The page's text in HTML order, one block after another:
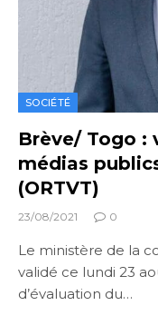
SOCIÉTÉ
Brève/ Togo :
médias
(ORTVT)
23/08/2021 0
Le ministère de la
validé ce lundi 23
d’évaluation du…